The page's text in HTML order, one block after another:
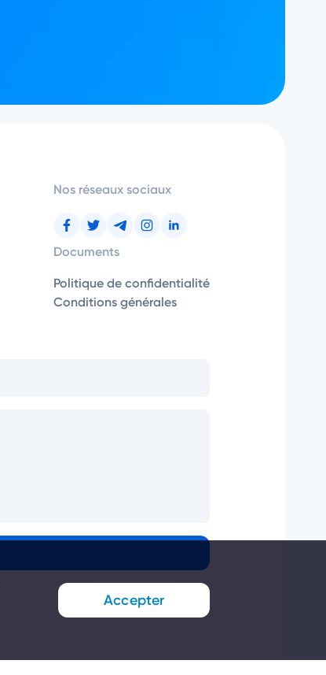
Accepter
Nos réseaux sociaux
Documents
Politique de confidentialité
Conditions générales